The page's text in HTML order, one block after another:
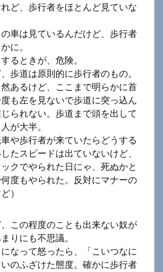
ど、歩行者をほとんど見ていな
車は見ているんだけど、歩行者
に。
るときが、危険。
歩道は原則的に歩行者のもの。
あるけど、ここまで明らかに首
も左を見ないで歩道に突っ込ん
られない。歩道まで頭を出して
が大半。
や歩行者が来ていたらどうする
たスピードは出ていないけど、
クでやられた日にゃ、死ぬかと
度もやられた。反対にマナーの
）
この程度のことも出来ない奴が
りにも不思議。
なって怒ったら、「こいつなに
のふざけた態度。確かに歩行者